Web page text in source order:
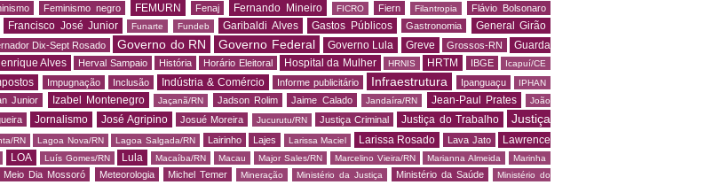
Feminismo negro FEMURN Fenaj Fernando Mineiro FICRO Fiern Filantropia Flávio Bolsonaro
Francisco José Junior Funarte Fundeb Garibaldi Alves Gastos Públicos Gastronomia General Girão
Dix-Sept Rosado Governo do RN Governo Federal Governo Lula Greve Grossos-RN
Guarda
Alves Herval Sampaio História Horário Eleitoral Hospital da Mulher HRNIS HRTM IBGE Icapuí/CE
Impugnação Inclusão Indústria & Comércio Informe publicitário Infraestrutura Ipanguaçu IPHAN
Junior Izabel Montenegro Jaçanã/RN Jadson Rolim Jaime Calado Jandaíra/RN Jean-Paul Prates
João
Jornalismo José Agripino Josué Moreira Jucurutu/RN Justiça Criminal Justiça do Trabalho
Justiça
RN Lagoa Nova/RN Lagoa Salgada/RN Lairinho Lajes Larissa Maciel Larissa Rosado Lava Jato
Lawrence
LOA Luís Gomes/RN Lula Macaíba/RN Macau Major Sales/RN Marcelino Vieira/RN Marianna Almeida Marinha
Meio Dia Mossoró Meteorologia Michel Temer Mineração Ministério da Justiça Ministério da Saúde Ministério do